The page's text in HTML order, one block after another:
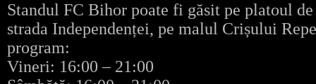
Standul FC Bihor poate fi găsit pe platoul
strada Independenței, pe malul Crișului
program:
Vineri: 16:00 – 21:00